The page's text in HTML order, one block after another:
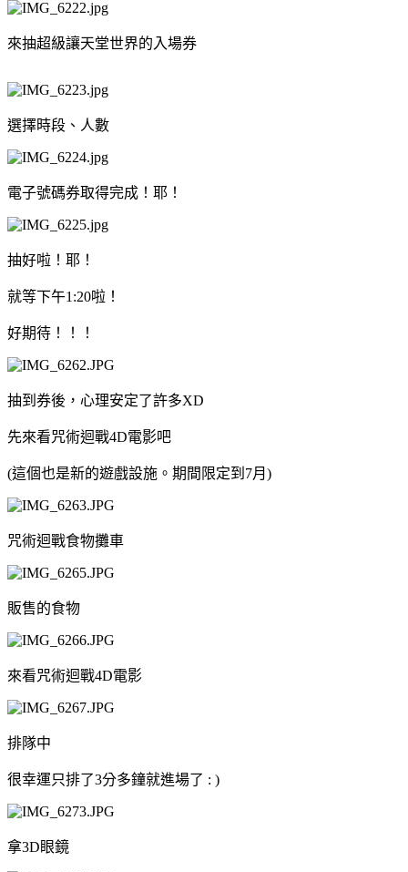
來抽超級讓天堂世界的入場券
選擇時段、人數
電子號碼券取得完成！耶！
抽好啦！耶！
就等下午1:20啦！
好期待！！！
抽到券後，心理安定了許多XD
先來看咒術迴戰4D電影吧
(這個也是新的遊戲設施。期間限定到7月)
咒術迴戰食物攤車
販售的食物
來看咒術迴戰4D電影
排隊中
很幸運只排了3分多鐘就進場了 : )
拿3D眼鏡